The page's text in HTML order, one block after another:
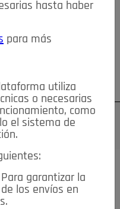
CONTACTO
su contraseña?
hasta haber
para más
utiliza
o necesarias
como
el sistema de
garantizar la
los envíos en